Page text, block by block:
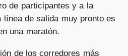
de participantes y a la
línea de salida muy pronto es
una maratón.
de los corredores más